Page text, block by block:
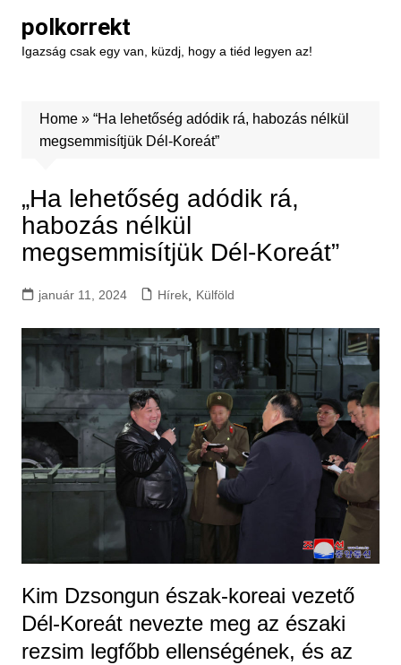
content
polkorrekt
Igazság csak egy van, küzdj, hogy a tiéd legyen az!
Home» “Ha lehetőség adódik rá, habozás nélkül
megsemmisítjük Dél-Koreát”
„Ha lehetőség adódik rá,
habozás nélkül
megsemmisítjük Dél-Koreát”
január 11, 2024 Hírek, Külföld
Kim Dzsongun észak-koreai vezető
Dél-Koreát nevezte meg az északi
rezsim legfőbb ellenségének, és az